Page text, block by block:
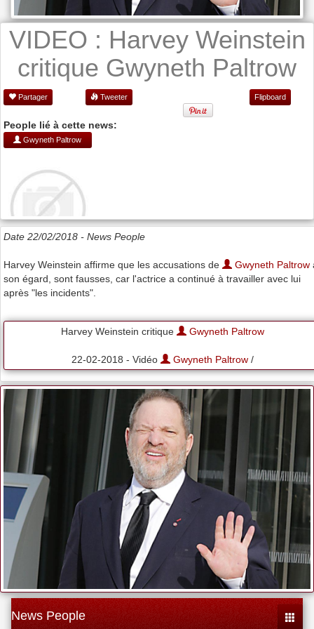
VIDEO : Harvey Weinstein
critique Gwyneth Paltrow
Partager Tweeter Flipboard
People lié à cette news:
Gwyneth Paltrow
Date 22/02/2018 - News People
Harvey Weinstein affirme que les accusations de Gwyneth Paltrow
son égard, sont fausses, car l'actrice a continué à travailler avec lui
après "les incidents".
Harvey Weinstein critique Gwyneth Paltrow
22-02-2018 - Vidéo Gwyneth Paltrow/
News People